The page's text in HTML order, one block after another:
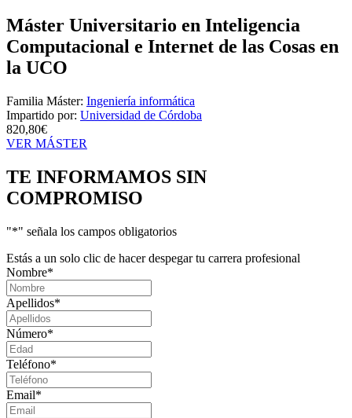
Máster Universitario en Inteligencia
Computacional e Internet de las Cosas en
la UCO
Familia Máster: Ingeniería informática
Impartido por: Universidad de Córdoba
820,80€
VER MÁSTER
TE INFORMAMOS SIN
COMPROMISO
"*" señala los campos obligatorios
Estás a un solo clic de hacer despegar tu carrera profesional
Nombre*
Apellidos*
Número*
Teléfono*
Email*